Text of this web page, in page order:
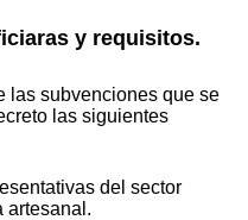
y requisitos.
las subvenciones que se
las siguientes
del sector
artesanal.